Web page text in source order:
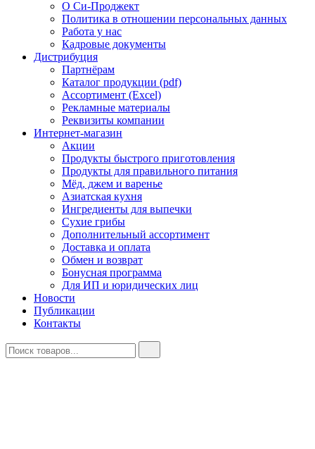
О Си-Проджект
Политика в отношении персональных данных
Работа у нас
Кадровые документы
Дистрибуция
Партнёрам
Каталог продукции (pdf)
Ассортимент (Excel)
Рекламные материалы
Реквизиты компании
Интернет-магазин
Акции
Продукты быстрого приготовления
Продукты для правильного питания
Мёд, джем и варенье
Азиатская кухня
Ингредиенты для выпечки
Сухие грибы
Дополнительный ассортимент
Доставка и оплата
Обмен и возврат
Бонусная программа
Для ИП и юридических лиц
Новости
Публикации
Контакты